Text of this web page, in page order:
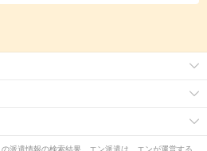
派遣情報の検索結果。エン派遣は、エンが運営する